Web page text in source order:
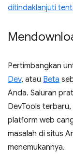
ditindaklanjuti
Pertimbangkan
Dev, atau Beta
Anda. Saluran
DevTools terbaru,
platform web
masalah di situs
menemukannya.